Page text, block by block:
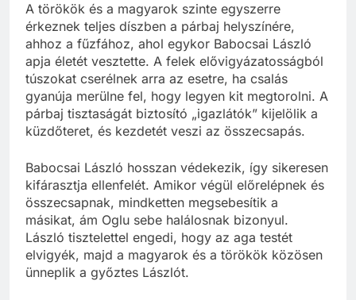
A törökök és a magyarok szinte egyszerre
érkeznek teljes díszben a párbaj helyszínére,
ahhoz a fűzfához, ahol egykor Babocsai László
apja életét vesztette. A felek elővigyázatosságból
túszokat cserélnek arra az esetre, ha csalás
gyanúja merülne fel, hogy legyen kit megtorolni. A
párbaj tisztaságát biztosító „igazlátók” kijelölik a
küzdőteret, és kezdetét veszi az összecsapás.
Babocsai László hosszan védekezik, így sikeresen
kifárasztja ellenfelét. Amikor végül előrelépnek és
összecsapnak, mindketten megsebesítik a
másikat, ám Oglu sebe halálosnak bizonyul.
László tisztelettel engedi, hogy az aga testét
elvigyék, majd a magyarok és a törökök közösen
ünneplik a győztes Lászlót.